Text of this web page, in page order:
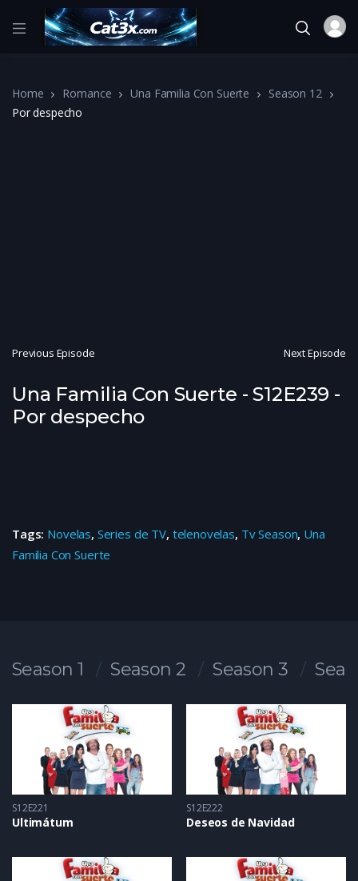
Home Romance Una Familia Con Suerte
Season 12
Por despecho
Previous Episode Next Episode
Una Familia Con Suerte - S12E239 -
Por despecho
Tags: Novelas, Series de TV, telenovelas, Tv Season, Una
Familia Con Suerte
Season 1 Season 2 Season 3
S12E221
Ultimátum
S12E222
Deseos de Navidad